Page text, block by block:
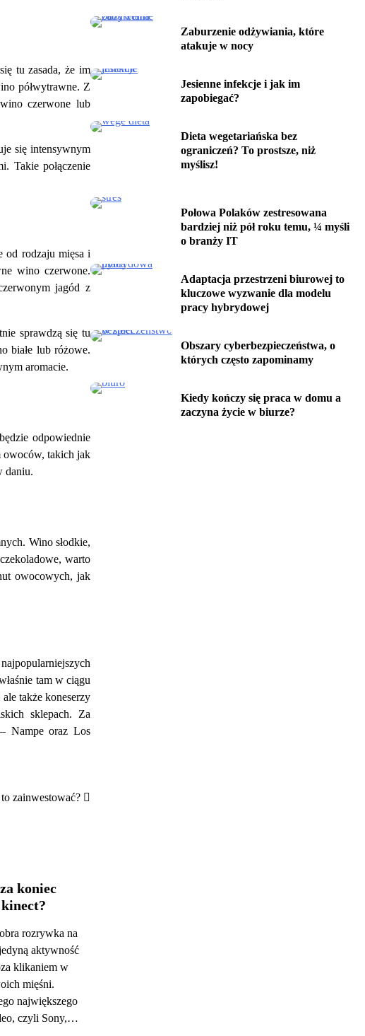
tu zasada, że im
półwytrawne. Z
czerwone lub
się intensywnym
Takie połączenie
od rodzaju mięsa i
wino czerwone.
jagód z
sprawdzą się tu
białe lub różowe.
aromacie.
odpowiednie
owoców, takich jak
daniu.
Wino słodkie,
warto
owocowych, jak
tam w ciągu
także koneserzy
sklepach. Za
Nampe oraz Los
zainwestować?
koniec
rozrywka na
aktywność
klikaniem w
mięśni.
największego
czyli Sony,…
Zaburzenie odżywiania, które
atakuje w nocy
Jesienne infekcje i jak im
zapobiegać?
Dieta wegetariańska bez
ograniczeń? To prostsze, niż
myślisz!
Połowa Polaków zestresowana
bardziej niż pół roku temu, ¼ myśli
o branży IT
Adaptacja przestrzeni biurowej to
kluczowe wyzwanie dla modelu
pracy hybrydowej
Obszary cyberbezpieczeństwa, o
których często zapominamy
Kiedy kończy się praca w domu a
zaczyna życie w biurze?